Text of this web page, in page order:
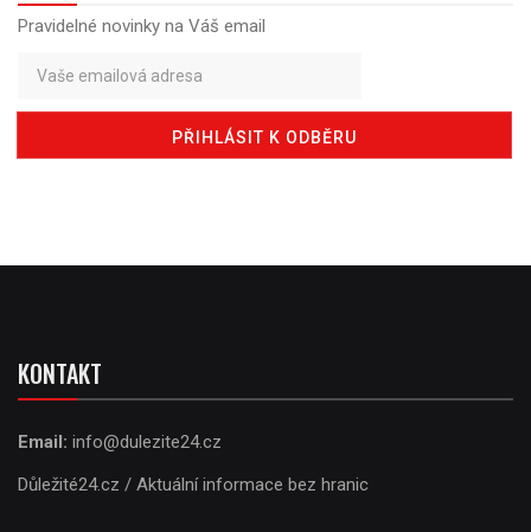
Pravidelné novinky na Váš email
KONTAKT
Email: info@dulezite24.cz
Důležité24.cz / Aktuální informace bez hranic